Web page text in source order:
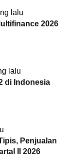
lalu
2026
lalu
di Indonesia
Penjualan
II 2026